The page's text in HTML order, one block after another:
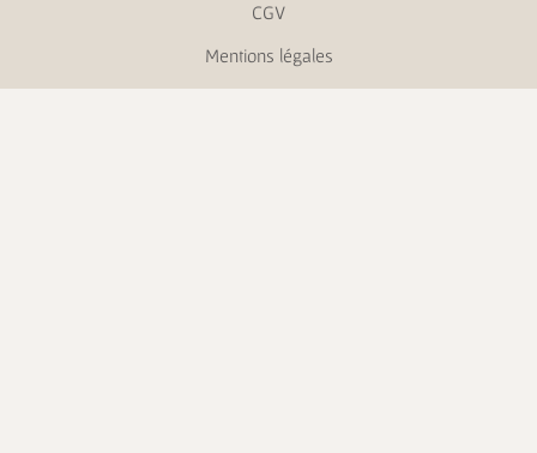
CGV
Mentions légales